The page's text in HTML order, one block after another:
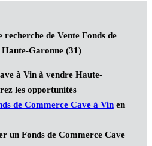
de Vente Fonds de
Garonne (31)
à Vin à vendre Haute-
les opportunités
de Commerce Cave à Vinen
un Fonds de Commerce Cave